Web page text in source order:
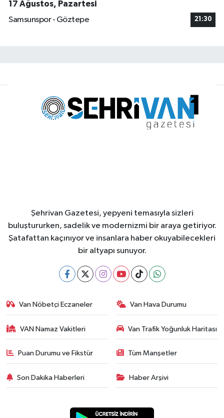
17 Ağustos, Pazartesi
Samsunspor - Göztepe
21:30
Şehrivan Gazetesi, yepyeni temasıyla sizleri
buluştururken, sadelik ve modernizmi bir araya getiriyor.
Şatafattan kaçınıyor ve insanlara haber okuyabilecekleri
bir altyapı sunuyor.
Van Nöbetçi Eczaneler Van Hava Durumu
VAN Namaz Vakitleri Van Trafik Yoğunluk Haritası
Puan Durumu ve Fikstür Tüm Manşetler
Son Dakika Haberleri Haber Arşivi